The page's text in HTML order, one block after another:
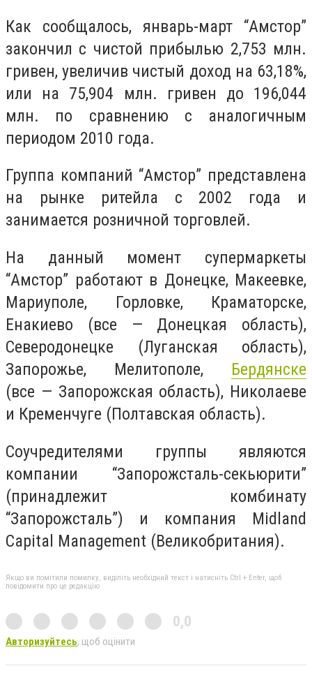
Как сообщалось, январь-март “Амстор”
закончил с чистой прибылью 2,753 млн.
гривен, увеличив чистый доход на 63,18%,
или на 75,904 млн. гривен до 196,044
млн. по сравнению с аналогичным
периодом 2010 года.
Группа компаний “Амстор” представлена
на рынке ритейла с 2002 года и
занимается розничной торговлей.
На данный момент супермаркеты
“Амстор” работают в Донецке, Макеевке,
Мариуполе, Горловке, Краматорске,
Енакиево (все — Донецкая область),
Северодонецке (Луганская область),
Запорожье, Мелитополе, Бердянске
(все — Запорожская область), Николаеве
и Кременчуге (Полтавская область).
Соучредителями группы являются
компании “Запорожсталь-секьюрити”
(принадлежит комбинату
“Запорожсталь”) и компания Midland
Capital Management (Великобритания).
Якщо ви помітили помилку, виділіть необхідний текст і натисніть Ctrl + Enter, щоб
повідомити про це редакцію
0,0
Авторизуйтесь, щоб оцінити